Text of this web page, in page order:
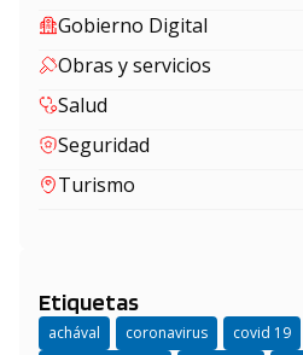
Gobierno Digital
Obras y servicios
Salud
Seguridad
Turismo
Etiquetas
achával coronavirus covid 19